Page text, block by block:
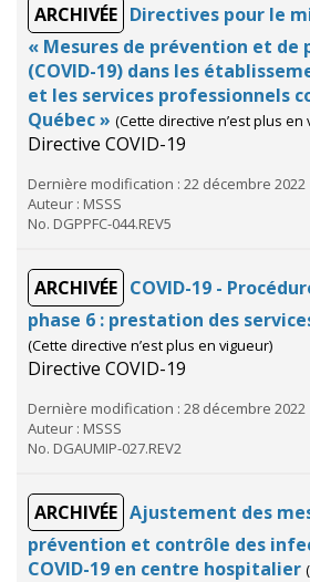
ARCHIVÉE Directives pour le
« Mesures de prévention et de
(COVID-19) dans les
et les services professionnels
Québec » (Cette directive n’est plus en
Directive COVID-19
Dernière modification : 22 décembre 2022
Auteur : MSSS
No. DGPPFC-044.REV5
ARCHIVÉE COVID-19 -
phase 6 : prestation des
(Cette directive n’est plus en vigueur)
Directive COVID-19
Dernière modification : 28 décembre 2022
Auteur : MSSS
No. DGAUMIP-027.REV2
ARCHIVÉE Ajustement des
prévention et contrôle des
COVID-19 en centre hospitalier